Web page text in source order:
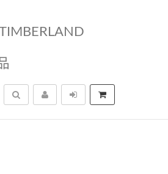
搜尋